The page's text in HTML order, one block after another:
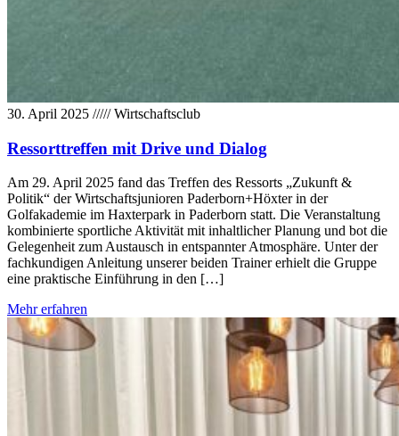
30. April 2025 /////Wirtschaftsclub
Ressorttreffen mit Drive und Dialog
Am 29. April 2025 fand das Treffen des Ressorts „Zukunft &
Politik“ der Wirtschaftsjunioren Paderborn+Höxter in der
Golfakademie im Haxterpark in Paderborn statt. Die Veranstaltung
kombinierte sportliche Aktivität mit inhaltlicher Planung und bot die
Gelegenheit zum Austausch in entspannter Atmosphäre. Unter der
fachkundigen Anleitung unserer beiden Trainer erhielt die Gruppe
eine praktische Einführung in den […]
Mehr erfahren